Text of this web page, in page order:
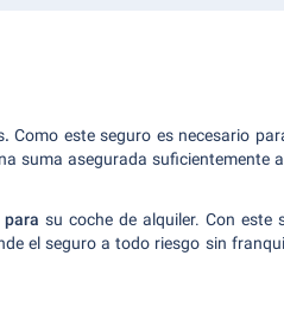
. Como este seguro es necesario
suma asegurada suficientemente
su coche de alquiler. Con este
el seguro a todo riesgo sin